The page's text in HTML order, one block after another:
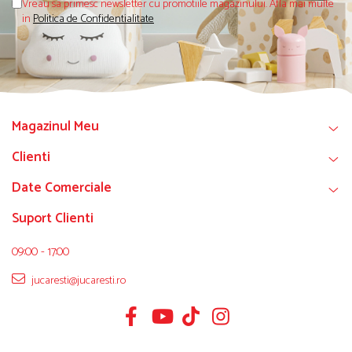
Vreau sa primesc newsletter cu promotiile magazinului. Afla mai multe
inPolitica de Confidentialitate
Magazinul Meu
Clienti
Date Comerciale
Suport Clienti
09:00 - 17:00
jucaresti@jucaresti.ro